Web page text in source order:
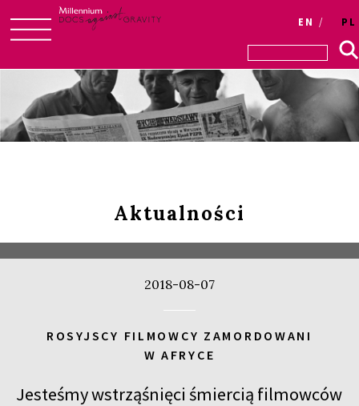
to
content
EN PL
Aktualności
2018-08-07
ROSYJSCY FILMOWCY ZAMORDOWANI
W AFRYCE
Jesteśmy wstrząśnięci śmiercią filmowców